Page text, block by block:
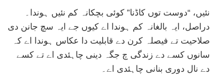
نئیں، “دوست توں کاڈنا” کوئی بچکانہ کم نئیں ہوندا۔
دراصل، ایہ بالغانہ کم ہوندا اے کیوں جے ایہ سچ جانن دی
صلاحیت تے فیصلہ کرن دے قابلیت دا عکاس ہوندا اے کہ
سانوں کسے دے زندگی چ جگہ دینی چاہئدی اے تے کسے
دے نال دوری بنانی چاہئدی اے۔